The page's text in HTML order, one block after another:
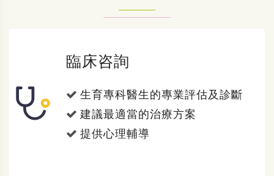
臨床咨詢
生育專科醫生的專業評估及診斷
建議最適當的治療方案
提供心理輔導